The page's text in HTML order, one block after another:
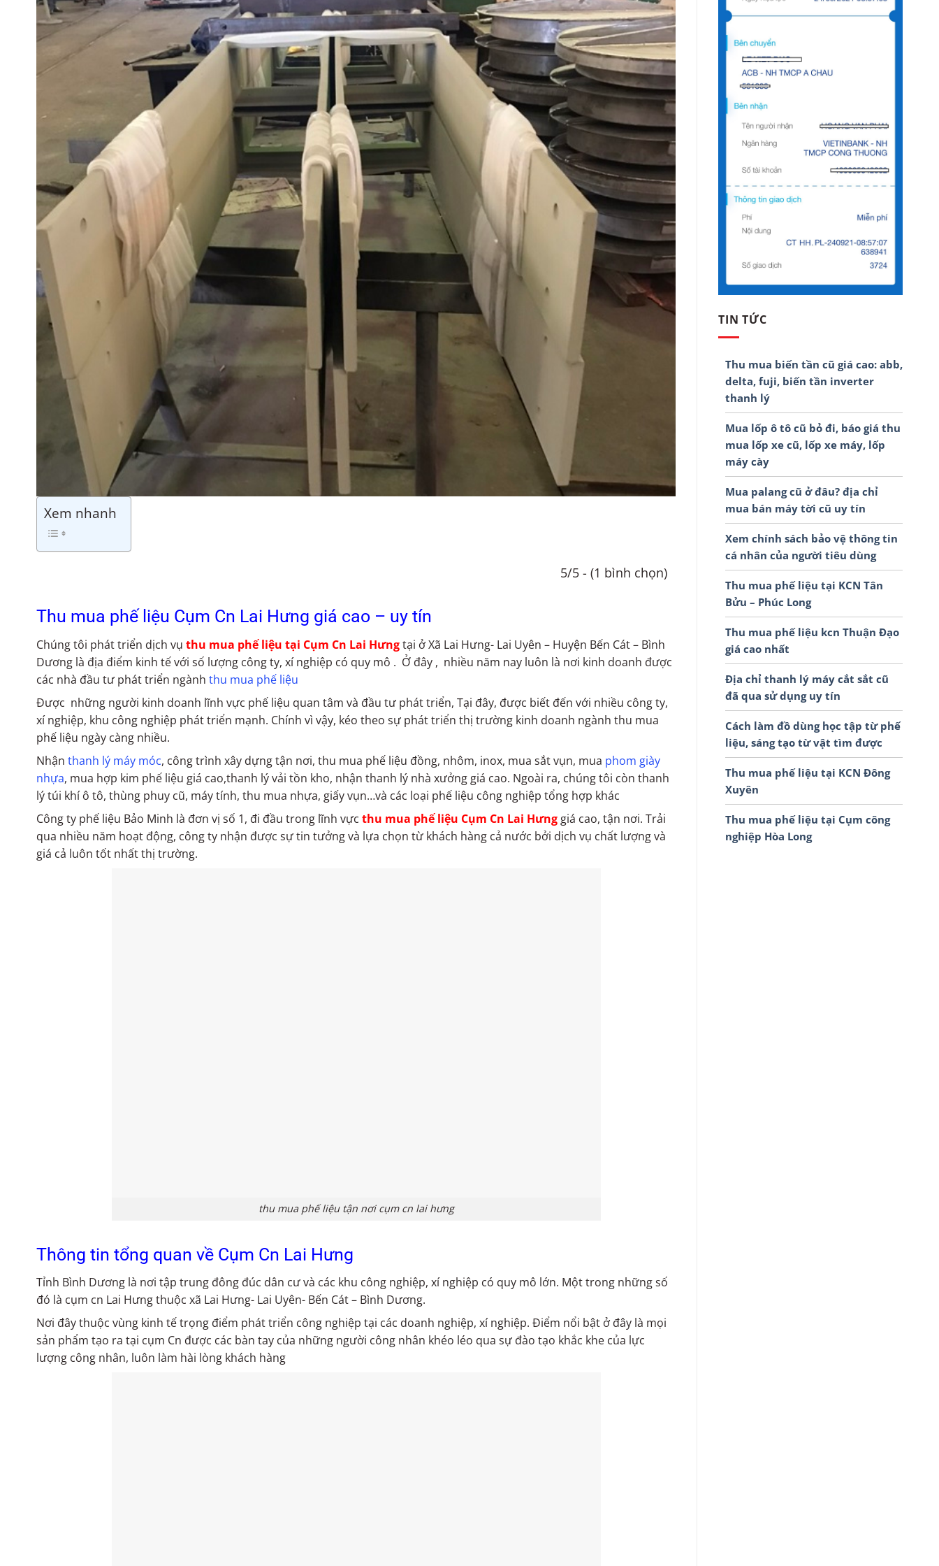
Xem nhanh
5/5 - (1 bình chọn)
Thu mua phế liệu Cụm Cn Lai Hưng giá cao – uy tín
Chúng tôi phát triển dịch vụ thu mua phế liệu tại Cụm Cn Lai Hưngtại ở Xã Lai Hưng- Lai Uyên – Huyện Bến Cát – Bình
Dương là địa điểm kinh tế với số lượng công ty, xí nghiệp có quy mô . Ở đây , nhiều năm nay luôn là nơi kinh doanh được
các nhà đầu tư phát triển ngành thu mua phế liệu
Được những người kinh doanh lĩnh vực phế liệu quan tâm và đầu tư phát triển, Tại đây, được biết đến với nhiều công ty,
xí nghiệp, khu công nghiệp phát triển mạnh. Chính vì vậy, kéo theo sự phát triển thị trường kinh doanh ngành thu mua
phế liệu ngày càng nhiều.
Nhận thanh lý máy móc, công trình xây dựng tận nơi, thu mua phế liệu đồng, nhôm, inox, mua sắt vụn, mua phom giày
nhựa, mua hợp kim phế liệu giá cao,thanh lý vải tồn kho, nhận thanh lý nhà xưởng giá cao. Ngoài ra, chúng tôi còn thanh
lý túi khí ô tô, thùng phuy cũ, máy tính, thu mua nhựa, giấy vụn…và các loại phế liệu công nghiệp tổng hợp khác
Công ty phế liệu Bảo Minh là đơn vị số 1, đi đầu trong lĩnh vực thu mua phế liệu Cụm Cn Lai Hưng giá cao, tận nơi. Trải
qua nhiều năm hoạt động, công ty nhận được sự tin tưởng và lựa chọn từ khách hàng cả nước bởi dịch vụ chất lượng và
giá cả luôn tốt nhất thị trường.
thu mua phế liệu tận nơi cụm cn lai hưng
Thông tin tổng quan về Cụm Cn Lai Hưng
Tỉnh Bình Dương là nơi tập trung đông đúc dân cư và các khu công nghiệp, xí nghiệp có quy mô lớn. Một trong những số
đó là cụm cn Lai Hưng thuộc xã Lai Hưng- Lai Uyên- Bến Cát – Bình Dương.
Nơi đây thuộc vùng kinh tế trọng điểm phát triển công nghiệp tại các doanh nghiệp, xí nghiệp. Điểm nổi bật ở đây là mọi
sản phẩm tạo ra tại cụm Cn được các bàn tay của những người công nhân khéo léo qua sự đào tạo khắc khe của lực
lượng công nhân, luôn làm hài lòng khách hàng
TIN TỨC
Thu mua biến tần cũ giá cao: abb,
delta, fuji, biến tần inverter
thanh lý
Mua lốp ô tô cũ bỏ đi, báo giá thu
mua lốp xe cũ, lốp xe máy, lốp
máy cày
Mua palang cũ ở đâu? địa chỉ
mua bán máy tời cũ uy tín
Xem chính sách bảo vệ thông tin
cá nhân của người tiêu dùng
Thu mua phế liệu tại KCN Tân
Bửu – Phúc Long
Thu mua phế liệu kcn Thuận Đạo
giá cao nhất
Địa chỉ thanh lý máy cắt sắt cũ
đã qua sử dụng uy tín
Cách làm đồ dùng học tập từ phế
liệu, sáng tạo từ vật tìm được
Thu mua phế liệu tại KCN Đông
Xuyên
Thu mua phế liệu tại Cụm công
nghiệp Hòa Long